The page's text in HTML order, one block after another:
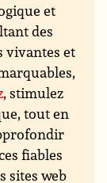
et
des
vivantes et
, stimulez
tout en
fiables
sites web